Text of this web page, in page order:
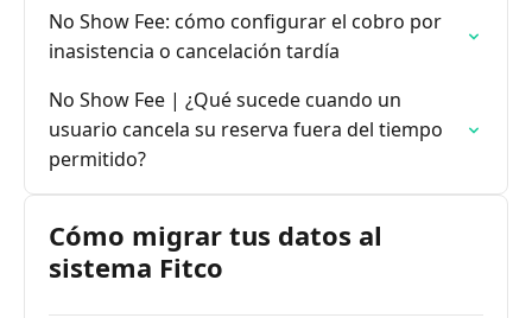
No Show Fee: cómo configurar el cobro por
inasistencia o cancelación tardía
No Show Fee | ¿Qué sucede cuando un
usuario cancela su reserva fuera del tiempo
permitido?
Cómo migrar tus datos al
sistema Fitco